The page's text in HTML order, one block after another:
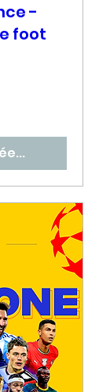
-
foot